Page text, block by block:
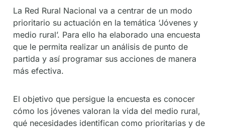
La Red Rural Nacional va a centrar de un modo
prioritario su actuación en la temática ‘Jóvenes y
medio rural’. Para ello ha elaborado una encuesta
que le permita realizar un análisis de punto de
partida y así programar sus acciones de manera
más efectiva.
El objetivo que persigue la encuesta es conocer
cómo los jóvenes valoran la vida del medio rural,
qué necesidades identifican como prioritarias y de